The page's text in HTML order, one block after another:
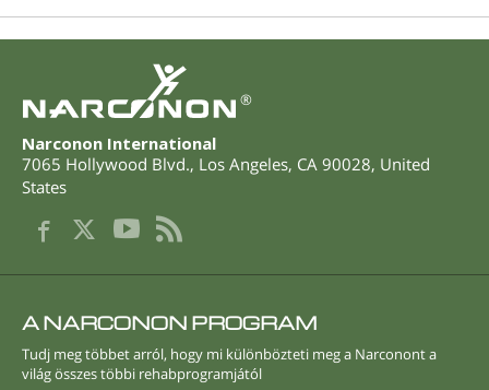
®
Narconon International
7065 Hollywood Blvd., Los Angeles, CA 90028, United
States
A NARCONON PROGRAM
Tudj meg többet arról, hogy mi különbözteti meg a Narconont a
világ összes többi rehabprogramjától